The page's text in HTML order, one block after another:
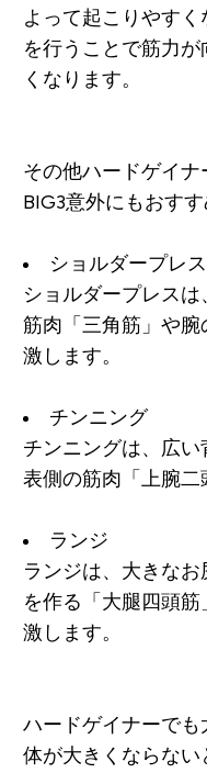
よって起こりやす
を行うことで筋力が
くなります。
その他ハードゲイ
BIG3意外にもおす
ショルダープレス
ショルダープレス
筋肉 「三角筋」 や腕
激します。
チンニング
チンニングは、広い
表側の筋肉 「上腕二
ランジ
ランジは、大きなお
を作る「 大腿四頭筋
激します。
ハードゲイナーでも
体が大きくならな